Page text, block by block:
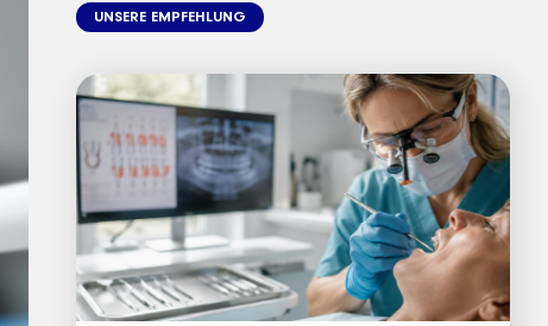
UNSERE EMPFEHLUNG